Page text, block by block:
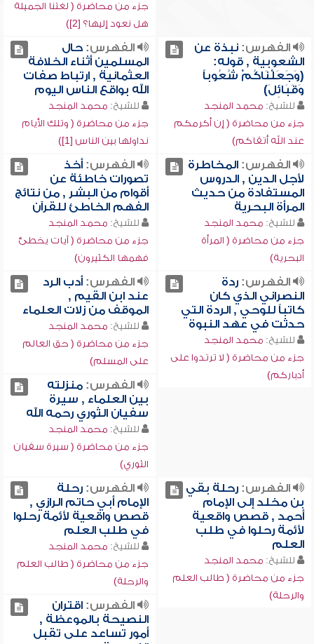
جزء من محاضرة ( لغتنا الجميلة
هل نعود إليها؟ [2])
الفهرس:نبذة عن
الشعوبية , قوله:
(وَجَعَلْنَاكُمْ شُعُوباً
وَقَبَائِلَ)
للشيخ: محمد المنجد
جزء من محاضرة ( إن أكرمكم
عند الله أتقاكم)
الفهرس:حال
المسلمين أثناء الخلافة
العثمانية , ارتباط صفات
الله بواقع الناس اليوم
للشيخ: محمد المنجد
جزء من محاضرة ( وتلك الأيام
نداولها بين الناس [1])
الفهرس:المخاطرة
لأجل الدين , الدروس
المستفادة من حديث
المرأة البحرية
للشيخ: محمد المنجد
جزء من محاضرة ( المرأة
البحرية)
الفهرس:أخذ
تصورات خاطئة عن
أقوام من البشر , من نتائج
الفهم الخاطئ للقرآن
للشيخ: محمد المنجد
جزء من محاضرة ( آيات يخطئ
فهمها الكثيرون)
الفهرس:ردة
النصراني الذي كان
كاتباً للوحي , الردة التي
حدثت في عهد النبوة
للشيخ: محمد المنجد
جزء من محاضرة ( لا ترتدوا على
أدباركم)
الفهرس:أدب الرد
عند ابن القيم ,
الموقف من زلات العلماء
للشيخ: محمد المنجد
جزء من محاضرة ( حق العالم
على المسلم)
الفهرس:منزلته
بين العلماء , سيرة
سفيان الثوري رحمه الله
للشيخ: محمد المنجد
جزء من محاضرة ( سيرة سفيان
الثوري)
الفهرس:رحلة بقي
بن مخلد إلى الإمام
أحمد , قصص واقعية
لأئمة رحلوا في طلب
العلم
للشيخ: محمد المنجد
جزء من محاضرة ( طالب العلم
والرحلة)
الفهرس:رحلة
الإمام أبي حاتم الرازي ,
قصص واقعية لأئمة رحلوا
في طلب العلم
للشيخ: محمد المنجد
جزء من محاضرة ( طالب العلم
والرحلة)
الفهرس:اقتران
النصيحة بالموعظة ,
أمور تساعد على تقبل